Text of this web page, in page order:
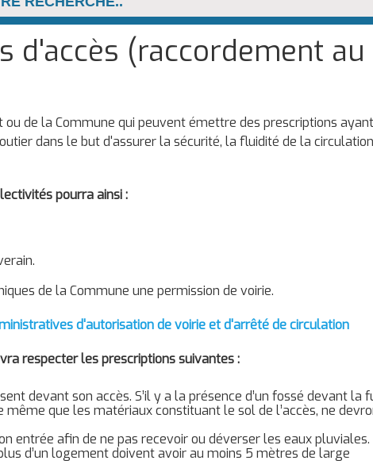
d'accès (raccordement
ou de la Commune qui peuvent émettre des prescriptions
dans le but d'assurer la sécurité, la fluidité de la
pourra ainsi :
de la Commune une permission de voirie.
d'autorisation de voirie et d'arrêté de circulation
respecter les prescriptions suivantes :
devant son accès. S’il y a la présence d’un fossé devant
que les matériaux constituant le sol de l’accès, ne
entrée afin de ne pas recevoir ou déverser les eaux pluviales.
d’un logement doivent avoir au moins 5 mètres de large